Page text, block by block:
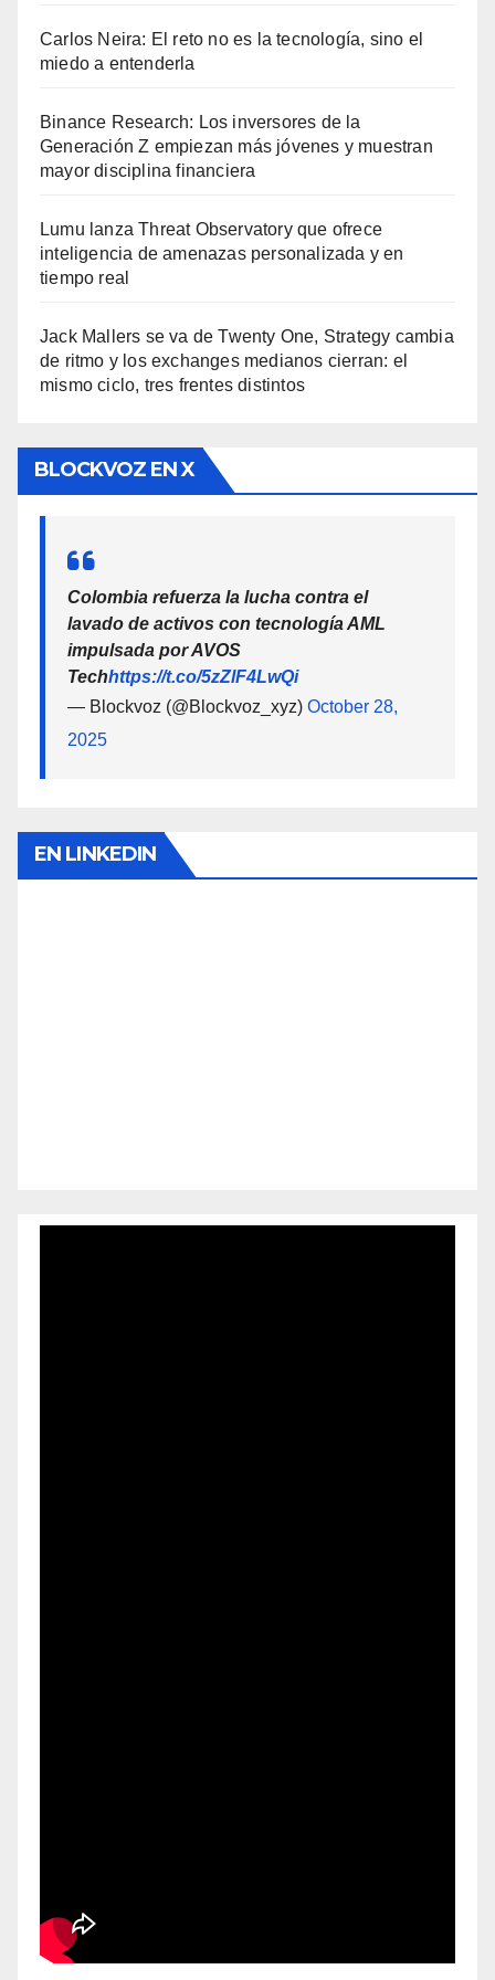
Carlos Neira: El reto no es la tecnología, sino el
miedo a entenderla
Binance Research: Los inversores de la
Generación Z empiezan más jóvenes y muestran
mayor disciplina financiera
Lumu lanza Threat Observatory que ofrece
inteligencia de amenazas personalizada y en
tiempo real
Jack Mallers se va de Twenty One, Strategy cambia
de ritmo y los exchanges medianos cierran: el
mismo ciclo, tres frentes distintos
BLOCKVOZ EN X
Colombia refuerza la lucha contra el
lavado de activos con tecnología AML
impulsada por AVOS
Techhttps://t.co/5zZlF4LwQi
— Blockvoz (@Blockvoz_xyz) October 28,
2025
EN LINKEDIN